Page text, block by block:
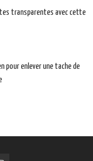
transparentes avec cette
pour enlever une tache de